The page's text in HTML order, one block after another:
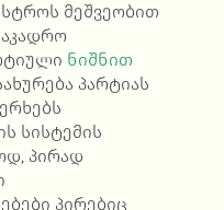
მეშვეობით
ნიშნით
პარტიას
სისტემის
პირად
პირებიც